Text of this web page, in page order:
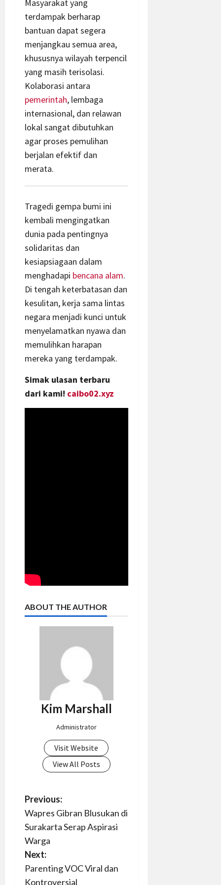
Masyarakat yang
terdampak berharap
bantuan dapat segera
menjangkau semua area,
khususnya wilayah terpencil
yang masih terisolasi.
Kolaborasi antara
pemerintah, lembaga
internasional, dan relawan
lokal sangat dibutuhkan
agar proses pemulihan
berjalan efektif dan
merata.
Tragedi gempa bumi ini
kembali mengingatkan
dunia pada pentingnya
solidaritas dan
kesiapsiagaan dalam
menghadapi bencana alam.
Di tengah keterbatasan dan
kesulitan, kerja sama lintas
negara menjadi kunci untuk
menyelamatkan nyawa dan
memulihkan harapan
mereka yang terdampak.
Simak ulasan terbaru
dari kami! caibo02.xyz
ABOUT THE AUTHOR
Kim Marshall
Administrator
Visit Website
View All Posts
P
o
s
t
Previous:
Wapres Gibran Blusukan di
Surakarta Serap Aspirasi
Warga
Next:
Parenting VOC Viral dan
Kontroversial